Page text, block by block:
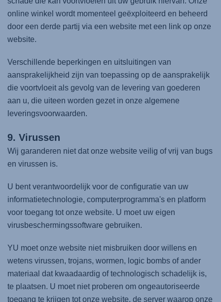
online winkel wordt momenteel geëxploiteerd en beheerd
door een derde partij via een website met een link op onze
website.
Verschillende beperkingen en uitsluitingen van
aansprakelijkheid zijn van toepassing op de aansprakelijk
die voortvloeit als gevolg van de levering van goederen
aan u, die uiteen worden gezet in onze algemene
leveringsvoorwaarden.
9. Virussen
Wij garanderen niet dat onze website veilig of vrij van bugs
en virussen is.
U bent verantwoordelijk voor de configuratie van uw
informatietechnologie, computerprogramma's en platform
voor toegang tot onze website. U moet uw eigen
virusbeschermingssoftware gebruiken.
YU moet onze website niet misbruiken door willens en
wetens virussen, trojans, wormen, logic bombs of ander
materiaal dat kwaadaardig of technologisch schadelijk is,
te plaatsen. U moet niet proberen om ongeautoriseerde
toegang te krijgen tot onze website, de server waarop onze